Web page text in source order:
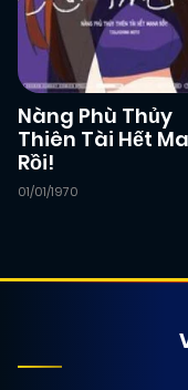
Nàng Phù Thủy
Thiên Tài Hết
Rồi!
01/01/1970